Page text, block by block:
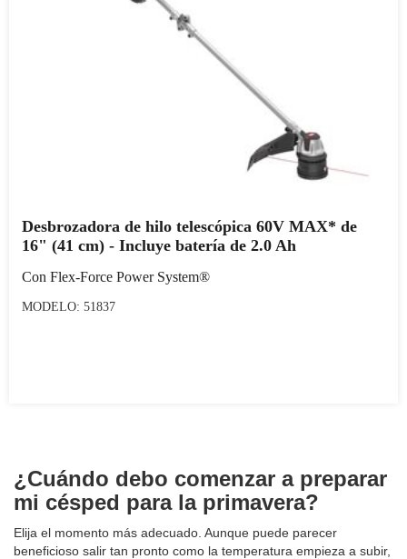
Desbrozadora de hilo telescópica 60V MAX* de
16" (41 cm) - Incluye batería de 2.0 Ah
Con Flex-Force Power System®
MODELO: 51837
¿Cuándo debo comenzar a preparar
mi césped para la primavera?
Elija el momento más adecuado. Aunque puede parecer
beneficioso salir tan pronto como la temperatura empieza a subir,